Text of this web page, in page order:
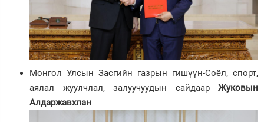
Монгол Улсын Засгийн газрын гишүүн-Соёл, спорт,
аялал жуулчлал, залуучуудын сайдаар Жуковын
Алдаржавхлан